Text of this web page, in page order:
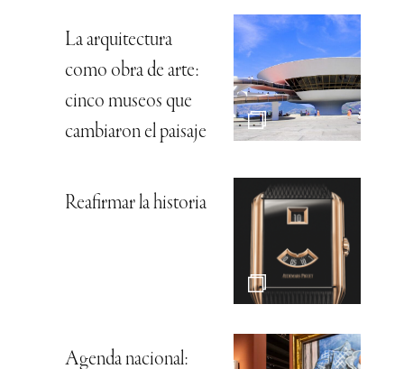
La arquitectura
como obra de arte:
cinco museos que
cambiaron el paisaje
Reafirmar la historia
Agenda nacional: